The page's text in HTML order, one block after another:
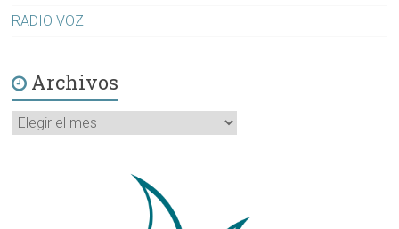
RADIO VOZ
Archivos
Archivos